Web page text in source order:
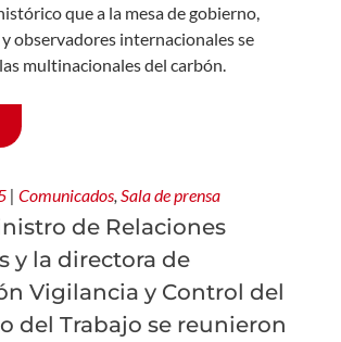
que a la mesa de gobierno,
observadores internacionales se
multinacionales del carbón.
| Comunicados Sala de prensa
de Relaciones
y la directora de
Vigilancia y Control del
del Trabajo se reunieron